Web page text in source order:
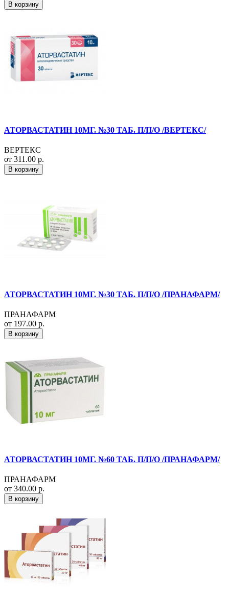
В корзину
АТОРВАСТАТИН 10МГ. №30 ТАБ. П/П/О /ВЕРТЕКС/
ВЕРТЕКС
от 311.00 р.
В корзину
АТОРВАСТАТИН 10МГ. №30 ТАБ. П/П/О /ПРАНАФАРМ/
ПРАНАФАРМ
от 197.00 р.
В корзину
АТОРВАСТАТИН 10МГ. №60 ТАБ. П/П/О /ПРАНАФАРМ/
ПРАНАФАРМ
от 340.00 р.
В корзину